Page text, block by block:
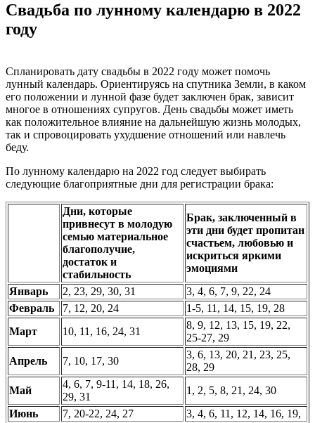
Свадьба по лунному календарю в 2022
году
Спланировать дату свадьбы в 2022 году может помочь
лунный календарь. Ориентируясь на спутника Земли, в каком
его положении и лунной фазе будет заключен брак, зависит
многое в отношениях супругов. День свадьбы может иметь
как положительное влияние на дальнейшую жизнь молодых,
так и спровоцировать ухудшение отношений или навлечь
беду.
По лунному календарю на 2022 год следует выбирать
следующие благоприятные дни для регистрации брака:
Дни, которые
привнесут в молодую
семью материальное
благополучие,
достаток и
стабильность
Брак, заключенный в
эти дни будет пропитан
счастьем, любовью и
искриться яркими
эмоциями
Январь
2, 23, 29, 30, 31
3, 4, 6, 7, 9, 22, 24
Февраль
7, 12, 20, 24
1-5, 11, 14, 15, 19, 28
Март
10, 11, 16, 24, 31
8, 9, 12, 13, 15, 19, 22,
25-27, 29
Апрель
7, 10, 17, 30
3, 6, 13, 20, 21, 23, 25,
28, 29
Май
4, 6, 7, 9-11, 14, 18, 26,
29, 31
1, 2, 5, 8, 21, 24, 30
Июнь
7, 20-22, 24, 27
3, 4, 6, 11, 12, 14, 16, 19,